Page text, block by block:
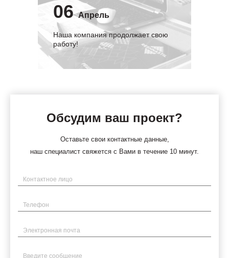
06 Апрель
Наша компания продолжает свою
работу!
Обсудим ваш проект?
Оставьте свои контактные данные,
наш специалист свяжется с Вами в течение 10 минут.
Имя
Телефон
Электронная почта
Введите сообщение